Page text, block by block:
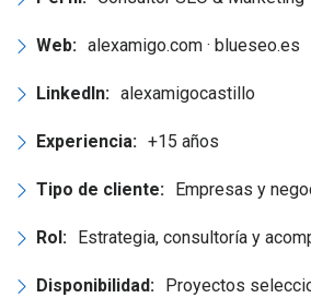
Web: alexamigo.com · blueseo.es
LinkedIn: alexamigocastillo
Experiencia: +15 años
Tipo de cliente: Empresas y
Rol: Estrategia, consultoría y
Disponibilidad: Proyectos